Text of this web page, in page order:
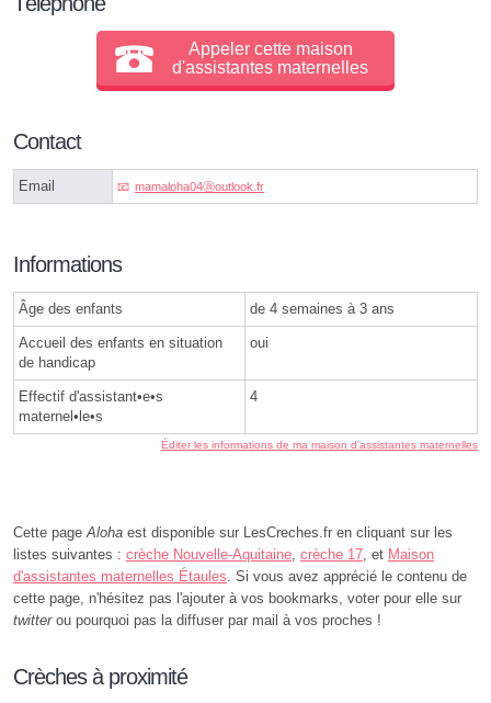
Appeler cette maison
d'assistantes maternelles
Contact
Email mamaloha04ⓐoutlook.fr
Informations
Âge des enfants de 4 semaines à 3 ans
Accueil des enfants en situation
de handicap
oui
Effectif d'assistant•e•s
maternel•le•s
4
Éditer les informations de ma maison d'assistantes maternelles
Cette pageAloha est disponible sur LesCreches.fr en cliquant sur les
listes suivantes : crèche Nouvelle-Aquitaine, crèche 17, et Maison
d'assistantes maternelles Étaules. Si vous avez apprécié le contenu de
cette page, n'hésitez pas l'ajouter à vos bookmarks, voter pour elle sur
twitterou pourquoi pas la diffuser par mail à vos proches !
Crèches à proximité